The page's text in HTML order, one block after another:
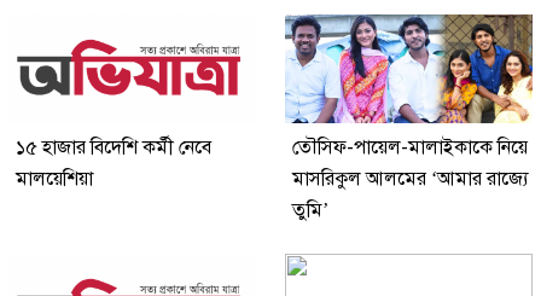
১৫ হাজার বিদেশি কর্মী নেবে
মালয়েশিয়া
তৌসিফ-পায়েল-মালাইকাকে নিয়ে
মাসরিকুল আলমের ‘আমার রাজ্যে
তুমি’